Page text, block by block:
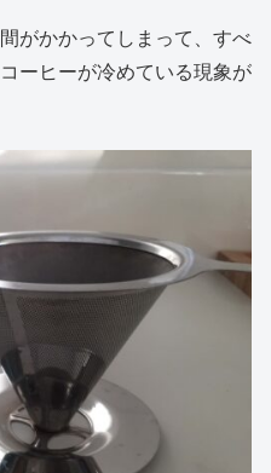
がかかってしまって、すべ
ーヒーが冷めている現象が